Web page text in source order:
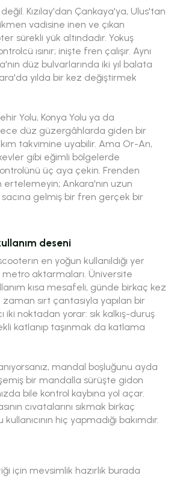
Kızılay'dan Çankaya'ya, Ulus'tan
vadisine inen ve çıkan
sürekli yük altındadır. Yokuş
ısınır; inişte fren çalışır. Aynı
düz bulvarlarında iki yıl balata
yılda bir kez değiştirmek
Yolu, Konya Yolu ya da
düz güzergâhlarda giden bir
takvimine uyabilir. Ama Or-An,
gibi eğimli bölgelerde
üç aya çekin. Frenden
Ankara'nın uzun
gelmiş bir fren gerçek bir
deseni
en yoğun kullanıldığı yer
aktarmaları. Üniversite
kısa mesafeli, günde birkaç kez
sırt çantasıyla yapılan bir
iki noktadan yorar: sık kalkış-duruş
katlanıp taşınmak da katlama
mandal boşluğunu ayda
bir mandalla sürüşte gidon
bile kontrol kaybına yol açar.
cıvatalarını sıkmak birkaç
hiç yapmadığı bakımdır.
için mevsimlik hazırlık burada